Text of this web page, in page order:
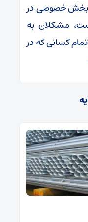
بخش خصوصی در
مشکلان به
کسانی که در